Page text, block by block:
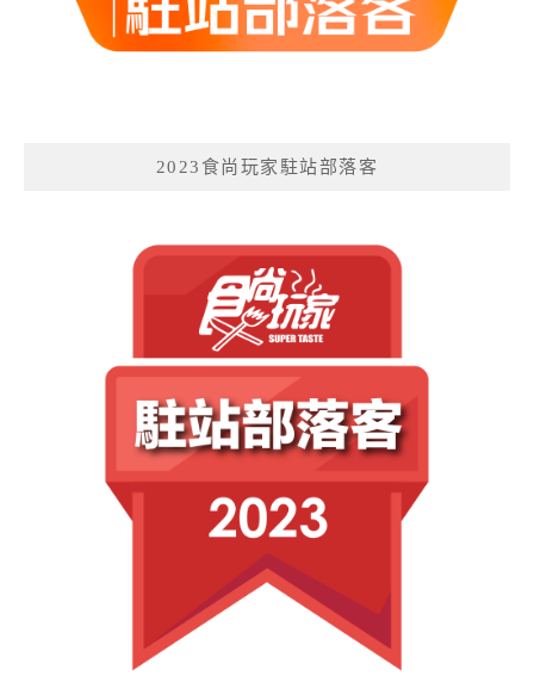
2023食尚玩家駐站部落客